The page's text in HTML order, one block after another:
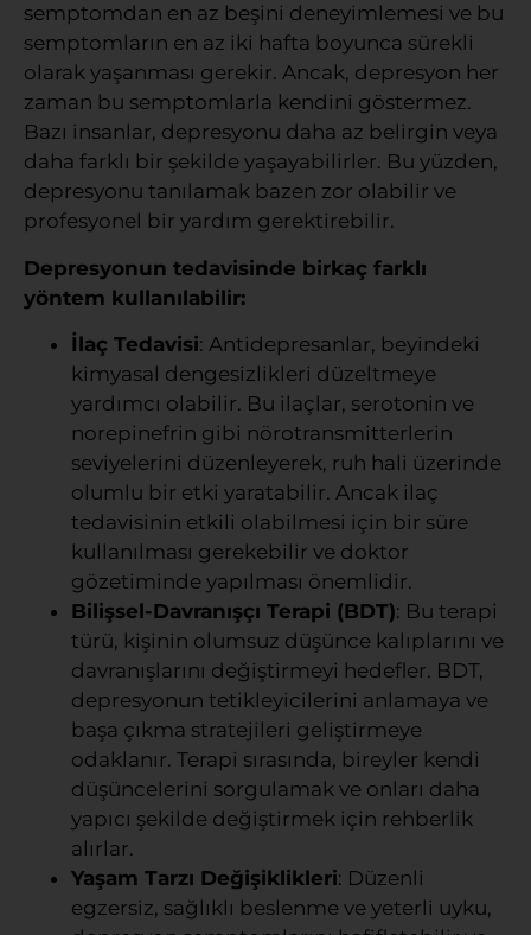
semptomdan en az beşini deneyimlemesi ve bu
semptomların en az iki hafta boyunca sürekli
olarak yaşanması gerekir. Ancak, depresyon her
zaman bu semptomlarla kendini göstermez.
Bazı insanlar, depresyonu daha az belirgin veya
daha farklı bir şekilde yaşayabilirler. Bu yüzden,
depresyonu tanılamak bazen zor olabilir ve
profesyonel bir yardım gerektirebilir.
Depresyonun tedavisinde birkaç farklı
yöntem kullanılabilir:
İlaç Tedavisi: Antidepresanlar, beyindeki
kimyasal dengesizlikleri düzeltmeye
yardımcı olabilir. Bu ilaçlar, serotonin ve
norepinefrin gibi nörotransmitterlerin
seviyelerini düzenleyerek, ruh hali üzerinde
olumlu bir etki yaratabilir. Ancak ilaç
tedavisinin etkili olabilmesi için bir süre
kullanılması gerekebilir ve doktor
gözetiminde yapılması önemlidir.
Bilişsel-Davranışçı Terapi (BDT): Bu terapi
türü, kişinin olumsuz düşünce kalıplarını ve
davranışlarını değiştirmeyi hedefler. BDT,
depresyonun tetikleyicilerini anlamaya ve
başa çıkma stratejileri geliştirmeye
odaklanır. Terapi sırasında, bireyler kendi
düşüncelerini sorgulamak ve onları daha
yapıcı şekilde değiştirmek için rehberlik
alırlar.
Yaşam Tarzı Değişiklikleri: Düzenli
egzersiz, sağlıklı beslenme ve yeterli uyku,